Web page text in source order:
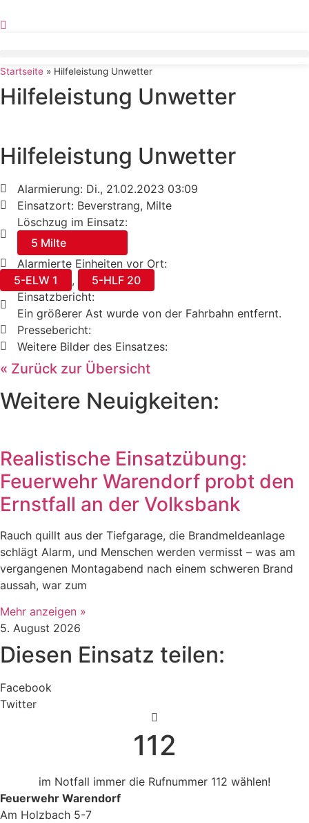
Inhalt
Startseite » Hilfeleistung Unwetter
Hilfeleistung Unwetter
Hilfeleistung Unwetter
Alarmierung: Di., 21.02.2023 03:09
Einsatzort: Beverstrang, Milte
Löschzug im Einsatz:
5 Milte
Alarmierte Einheiten vor Ort:
5-ELW 1
,
5-HLF 20
Einsatzbericht:
Ein größerer Ast wurde von der Fahrbahn entfernt.
Pressebericht:
Weitere Bilder des Einsatzes:
« Zurück zur Übersicht
Weitere Neuigkeiten:
Realistische Einsatzübung:
Feuerwehr Warendorf probt den
Ernstfall an der Volksbank
Rauch quillt aus der Tiefgarage, die Brandmeldeanlage
schlägt Alarm, und Menschen werden vermisst – was am
vergangenen Montagabend nach einem schweren Brand
aussah, war zum
Mehr anzeigen »
5. August 2026
Diesen Einsatz teilen:
Facebook
Twitter
112
im Notfall immer die Rufnummer 112 wählen!
Feuerwehr Warendorf
Am Holzbach 5-7